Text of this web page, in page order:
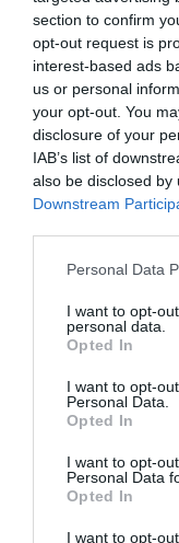
section to confirm
opt-out request is
interest-based ads
us or personal
your opt-out. You
disclosure of your
IAB’s list of
also be disclosed
Downstream
Personal Data
I want to opt-
personal data.
Opted In
I want to opt-
Personal Data.
Opted In
I want to opt-
Personal Data
Opted In
I want to opt-
crece:
ofertas
perfil se
tres
local y la
sentido,
desde la MWC:
años, los
aumentado un
crecido un 26%
El